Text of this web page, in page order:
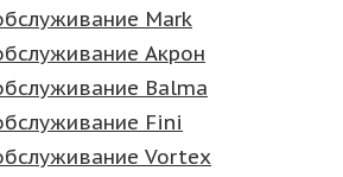
Mark
Акрон
Balma
Fini
Vortex